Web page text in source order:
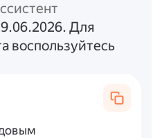
Для
воспользуйтесь